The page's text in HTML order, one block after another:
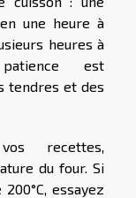
une heure à
heures à
est
tendres et des
recettes,
du four. Si
essayez